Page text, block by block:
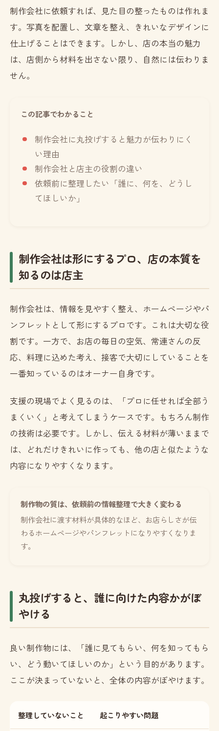
制作会社に依頼すれば、見た目の整ったものは作れま
す。写真を配置し、文章を整え、きれいなデザインに
仕上げることはできます。しかし、店の本当の魅力
は、店側から材料を出さない限り、自然には伝わりま
せん。
この記事でわかること
制作会社に丸投げすると魅力が伝わりにく
い理由
制作会社と店主の役割の違い
依頼前に整理したい「誰に、何を、どうし
てほしいか」
制作会社は形にするプロ、店の本質を
知るのは店主
制作会社は、情報を見やすく整え、ホームページやパ
ンフレットとして形にするプロです。これは大切な役
割です。一方で、お店の毎日の空気、常連さんの反
応、料理に込めた考え、接客で大切にしていることを
一番知っているのはオーナー自身です。
支援の現場でよく見るのは、「プロに任せれば全部う
まくいく」と考えてしまうケースです。もちろん制作
の技術は必要です。しかし、伝える材料が薄いままで
は、どれだけきれいに作っても、他の店と似たような
内容になりやすくなります。
制作物の質は、依頼前の情報整理で大きく変わる
制作会社に渡す材料が具体的なほど、お店らしさが伝
わるホームページやパンフレットになりやすくなりま
す。
丸投げすると、誰に向けた内容かがぼ
やける
良い制作物には、「誰に見てもらい、何を知ってもら
い、どう動いてほしいのか」という目的があります。
ここが決まっていないと、全体の内容がぼやけます。
整理していないこと 起こりやすい問題